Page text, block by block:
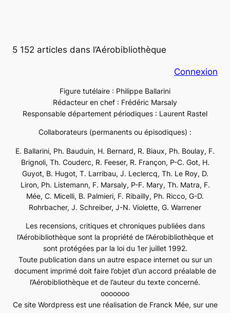
5 152 articles dans l’Aérobibliothèque
Connexion
Figure tutélaire : Philippe Ballarini
Rédacteur en chef : Frédéric Marsaly
Responsable département périodiques : Laurent Rastel
Collaborateurs (permanents ou épisodiques) :
E. Ballarini, Ph. Bauduin, H. Bernard, R. Biaux, Ph. Boulay, F.
Brignoli, Th. Couderc, R. Feeser, R. Françon, P-C. Got, H.
Guyot, B. Hugot, T. Larribau, J. Leclercq, Th. Le Roy, D.
Liron, Ph. Listemann, F. Marsaly, P-F. Mary, Th. Matra, F.
Mée, C. Micelli, B. Palmieri, F. Ribailly, Ph. Ricco, G-D.
Rohrbacher, J. Schreiber, J-N. Violette, G. Warrener
Les recensions, critiques et chroniques publiées dans
l’Aérobibliothèque sont la propriété de l’Aérobibliothèque et
sont protégées par la loi du 1er juillet 1992.
Toute publication dans un autre espace internet ou sur un
document imprimé doit faire l’objet d’un accord préalable de
l’Aérobibliothèque et de l’auteur du texte concerné.
ooooooo
Ce site Wordpress est une réalisation de Franck Mée, sur une